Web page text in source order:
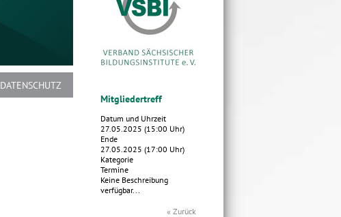
DATENSCHUTZ
Mitgliedertreff
Datum und Uhrzeit
27.05.2025 (15:00 Uhr)
Ende
27.05.2025 (17:00 Uhr)
Kategorie
Termine
Keine Beschreibung
verfügbar...
« Zurück